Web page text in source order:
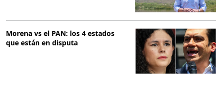
Morena vs el PAN: los 4 estados
que están en disputa